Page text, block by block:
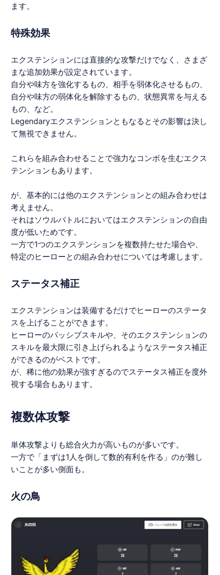
ます。
特殊効果
エクステンションには直接的な攻撃だけでなく、さまざ
まな追加効果が設定されています。
自分や味方を強化するもの、相手を弱体化させるもの、
自分や味方の弱体化を解除するもの、状態異常を与える
もの、など。
Legendaryエクステンションともなるとその影響は決し
て無視できません。
これらを組み合わせることで強力なコンボを生むエクス
テンションもあります。
が、基本的には他のエクステンションとの組み合わせは
考えません。
それはソウルバトルにおいてはエクステンションの自由
度が低いためです。
一方で1つのエクステンションを複数持たせた場合や、
特定のヒーローとの組み合わせについては考慮します。
ステータス補正
エクステンションは装備するだけでヒーローのステータ
スを上げることができます。
ヒーローのパッシブスキルや、そのエクステンションの
スキルを最大限に引き上げられるようなステータス補正
ができるのがベストです。
が、稀に他の効果が強すぎるのでステータス補正を度外
視する場合もあります。
複数体攻撃
単体攻撃よりも総合火力が高いものが多いです。
一方で「まずは1人を倒して数的有利を作る」のが難し
いことが多い側面も。
火の鳥